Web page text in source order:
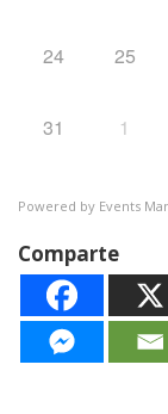
24 25
31 1
Powered by Events
Comparte